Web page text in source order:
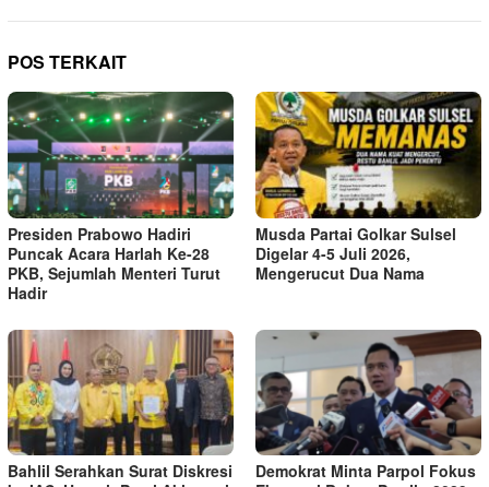
POS TERKAIT
Presiden Prabowo Hadiri
Puncak Acara Harlah Ke-28
PKB, Sejumlah Menteri Turut
Hadir
Musda Partai Golkar Sulsel
Digelar 4-5 Juli 2026,
Mengerucut Dua Nama
Bahlil Serahkan Surat Diskresi
Demokrat Minta Parpol Fokus